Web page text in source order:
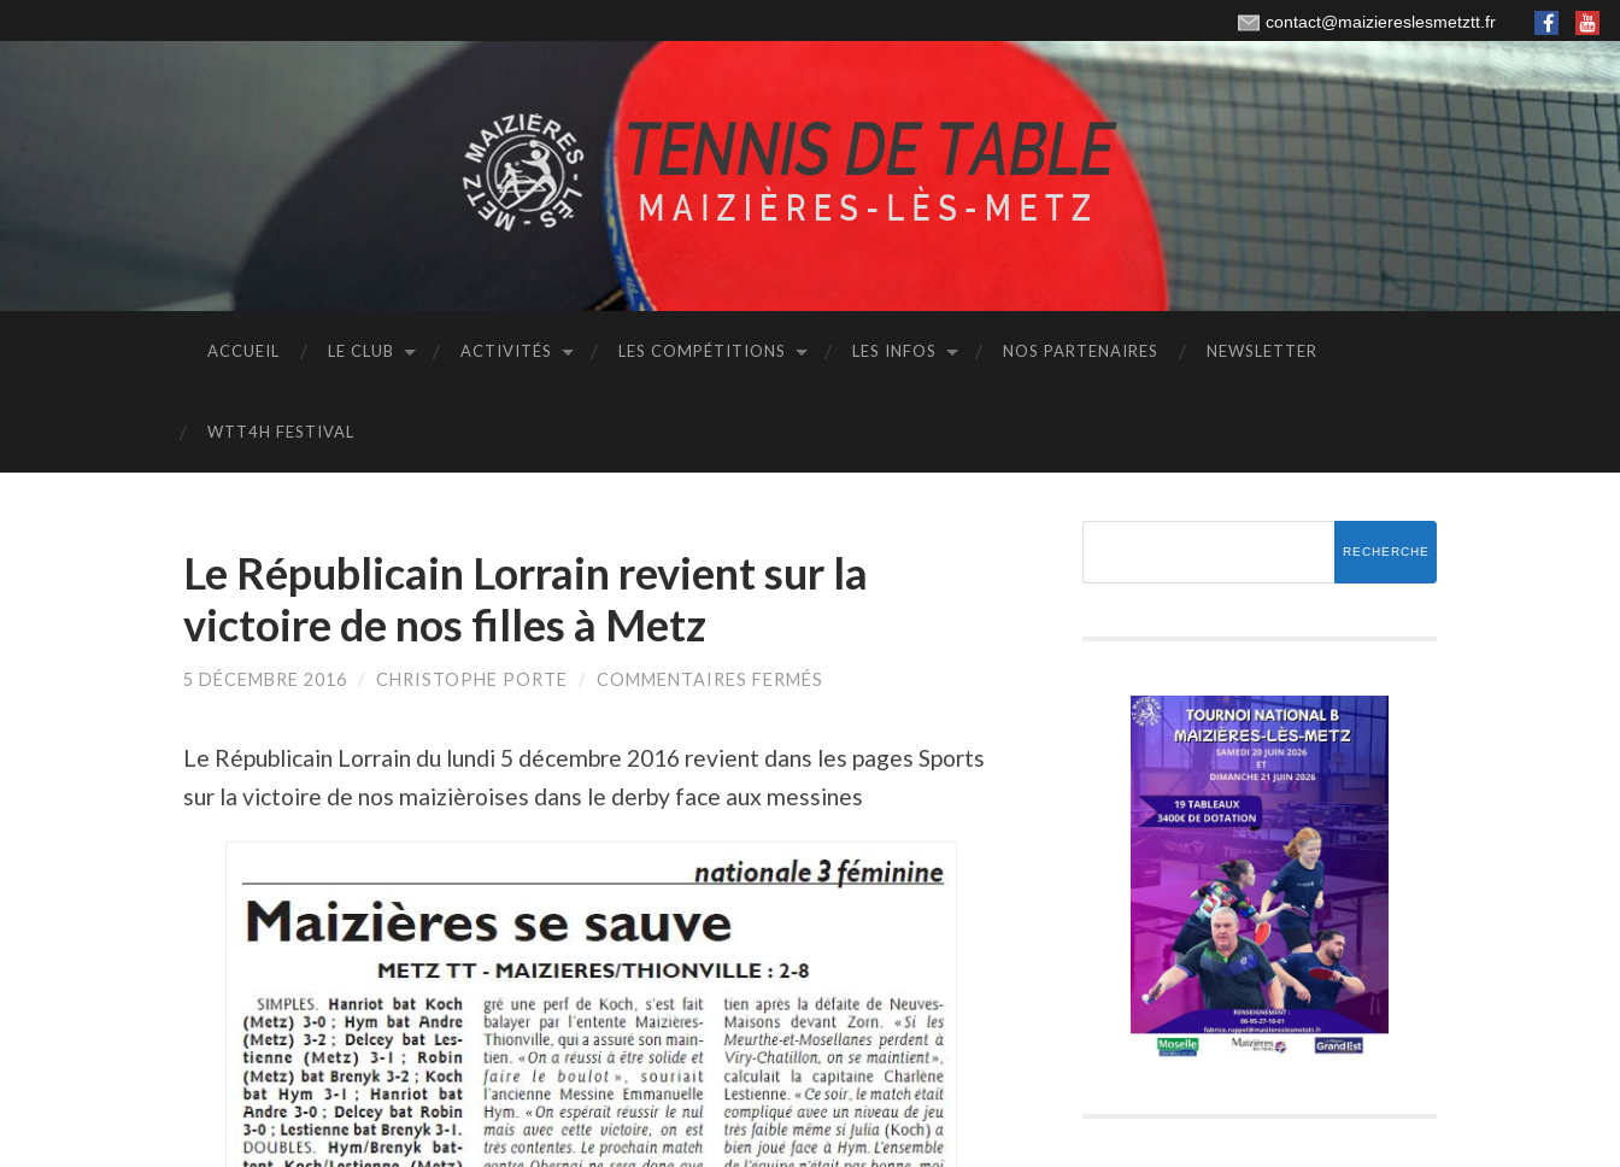
contact@maiziereslesmetztt.fr
ACCUEIL LE CLUB ACTIVITÉS LES COMPÉTITIONS LES INFOS NOS PARTENAIRES NEWSLETTER
WTT4H FESTIVAL
Le Républicain Lorrain revient sur la
victoire de nos filles à Metz
5 DÉCEMBRE 2016 / CHRISTOPHE PORTE / COMMENTAIRES FERMÉS
REVIENT
LA
NOS
FILLES
Le Républicain Lorrain du lundi 5 décembre 2016 revient dans les pages Sports
sur la victoire de nos maizièroises dans le derby face aux messines